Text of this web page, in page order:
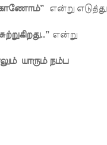
காணோம்” என்று எடுத்து
என்று
யாரும் நம்ப